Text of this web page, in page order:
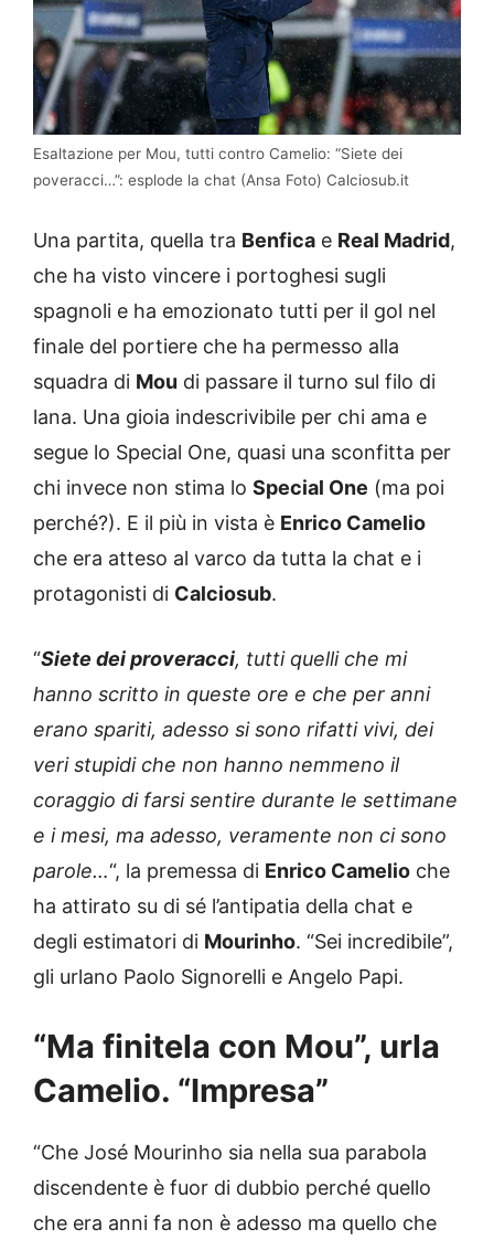
Esaltazione per Mou, tutti contro Camelio: “Siete dei
poveracci…”: esplode la chat (Ansa Foto) Calciosub.it
Una partita, quella tra Benfica e Real Madrid,
che ha visto vincere i portoghesi sugli
spagnoli e ha emozionato tutti per il gol nel
finale del portiere che ha permesso alla
squadra di Mou di passare il turno sul filo di
lana. Una gioia indescrivibile per chi ama e
segue lo Special One, quasi una sconfitta per
chi invece non stima lo Special One (ma poi
perché?). E il più in vista è Enrico Camelio
che era atteso al varco da tutta la chat e i
protagonisti di Calciosub.
“Siete dei proveracci, tutti quelli che mi
hanno scritto in queste ore e che per anni
erano spariti, adesso si sono rifatti vivi, dei
veri stupidi che non hanno nemmeno il
coraggio di farsi sentire durante le settimane
e i mesi, ma adesso, veramente non ci sono
parole…“, la premessa di Enrico Camelio che
ha attirato su di sé l’antipatia della chat e
degli estimatori di Mourinho. “Sei incredibile”,
gli urlano Paolo Signorelli e Angelo Papi.
“Ma finitela con Mou”, urla
Camelio. “Impresa”
“Che José Mourinho sia nella sua parabola
discendente è fuor di dubbio perché quello
che era anni fa non è adesso ma quello che